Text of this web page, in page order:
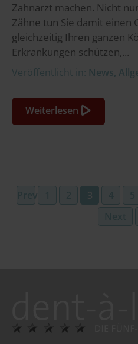
Zahnarzt machen. Nicht
Zähne tun Sie damit einen
gleichzeitig Ihren ganzen
Erkrankungen schützen,...
Veröffentlicht in: News,
Weiterlesen
Previous 3